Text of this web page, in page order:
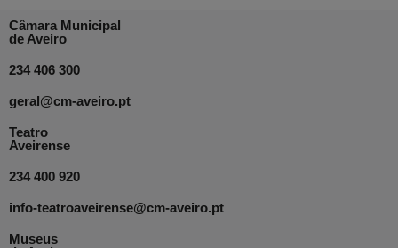
Câmara Municipal
de Aveiro
234 406 300
geral@cm-aveiro.pt
Teatro
Aveirense
234 400 920
info-teatroaveirense@cm-aveiro.pt
Museus